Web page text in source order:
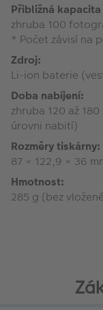
Přibližná
zhruba 100
* Počet závisí na
Zdroj:
Li-ion baterie
Doba nabíjení:
zhruba 120 až
úrovni nabití)
Rozměry tiskárny:
87 × 122,9 × 36
Hmotnost:
285 g (bez